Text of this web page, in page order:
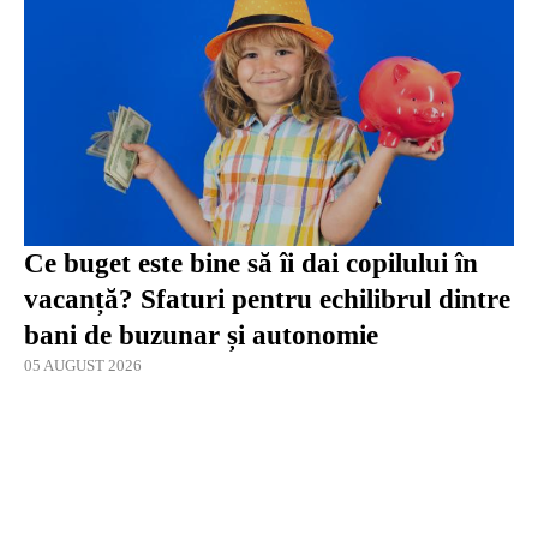
Ce buget este bine să îi dai copilului în
vacanță? Sfaturi pentru echilibrul dintre
bani de buzunar și autonomie
05 AUGUST 2026